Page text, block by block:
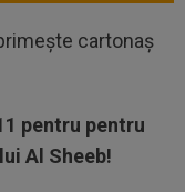
cartonaș
pentru pentru
Al Sheeb!